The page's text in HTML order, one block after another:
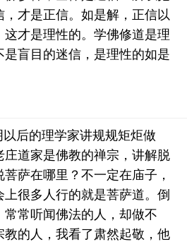
才是正信。如是解，正信以
这才是理性的。学佛修道是理
盲目的迷信，是理性的如是
后的理学家讲规规矩炬做
庄道家是佛教的禅宗，讲解脱
萨在哪里？不一定在庙子，
很多人行的就是菩萨道。倒
常听闻佛法的人，却做不
的人，我看了肃然起敬，他